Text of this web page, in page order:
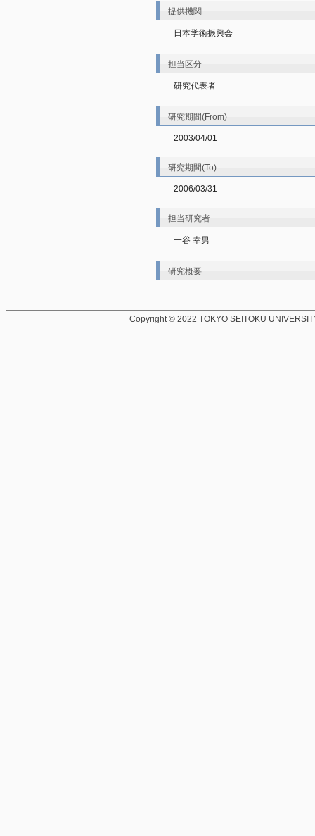
提供機関
日本学術振興会
担当区分
研究代表者
研究期間(From)
2003/04/01
研究期間(To)
2006/03/31
担当研究者
一谷 幸男
研究概要